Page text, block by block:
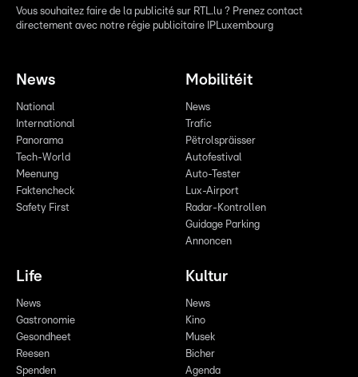
Vous souhaitez faire de la publicité sur RTL.lu ? Prenez contact
directement avec notre régie publicitaire IPLuxembourg
News
National
International
Panorama
Tech-World
Meenung
Faktencheck
Safety First
Mobilitéit
News
Trafic
Pëtrolspräisser
Autofestival
Auto-Tester
Lux-Airport
Radar-Kontrollen
Guidage Parking
Annoncen
Life
News
Gastronomie
Gesondheet
Reesen
Spenden
Kultur
News
Kino
Musek
Bicher
Agenda